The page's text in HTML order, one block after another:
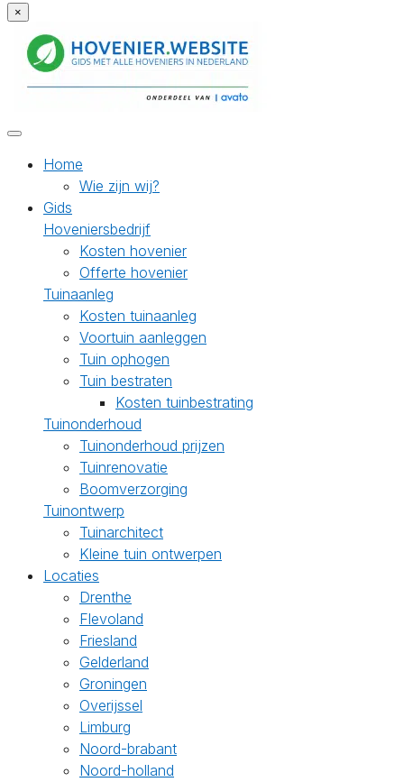
×
Home
Wie zijn wij?
Gids
Hoveniersbedrijf
Kosten hovenier
Offerte hovenier
Tuinaanleg
Kosten tuinaanleg
Voortuin aanleggen
Tuin ophogen
Tuin bestraten
Kosten tuinbestrating
Tuinonderhoud
Tuinonderhoud prijzen
Tuinrenovatie
Boomverzorging
Tuinontwerp
Tuinarchitect
Kleine tuin ontwerpen
Locaties
Drenthe
Flevoland
Friesland
Gelderland
Groningen
Overijssel
Limburg
Noord-brabant
Noord-holland